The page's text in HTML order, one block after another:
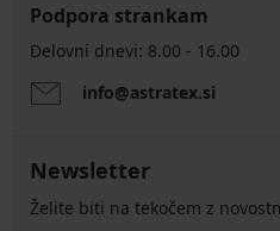
Podpora strankam
Delovni dnevi: 8.00 - 16.00
info@astratex.si
Newsletter
Želite biti na tekočem z